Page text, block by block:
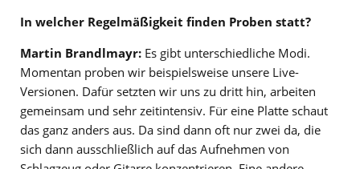
In welcher Regelmäßigkeit finden Proben statt?
Martin Brandlmayr: Es gibt unterschiedliche Modi.
Momentan proben wir beispielsweise unsere Live-
Versionen. Dafür setzten wir uns zu dritt hin, arbeiten
gemeinsam und sehr zeitintensiv. Für eine Platte schaut
das ganz anders aus. Da sind dann oft nur zwei da, die
sich dann ausschließlich auf das Aufnehmen von